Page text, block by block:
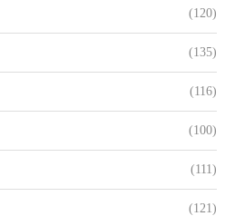
(120)
(135)
(116)
(100)
(111)
(121)